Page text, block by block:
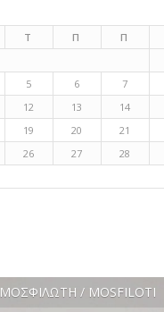
Τ Π Π
5 6 7
12 13 14
19 20 21
26 27 28
ΜΟΣΦΙΛΩΤΗ / MOSFILOTI